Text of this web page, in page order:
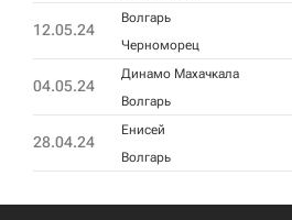
12.05.24
Волгарь
Черноморец
04.05.24
Динамо Махачкала
Волгарь
28.04.24
Енисей
Волгарь